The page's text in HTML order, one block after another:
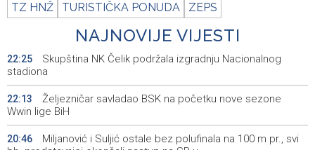
TZ HNŽ TURISTIČKA PONUDA ZEPS
NAJNOVIJE VIJESTI
22:25
Skupština NK Čelik podržala izgradnju Nacionalnog
stadiona
22:13
Željezničar savladao BSK na početku nove sezone
Wwin lige BiH
20:46
Miljanović i Suljić ostale bez polufinala na 100 m pr., svi